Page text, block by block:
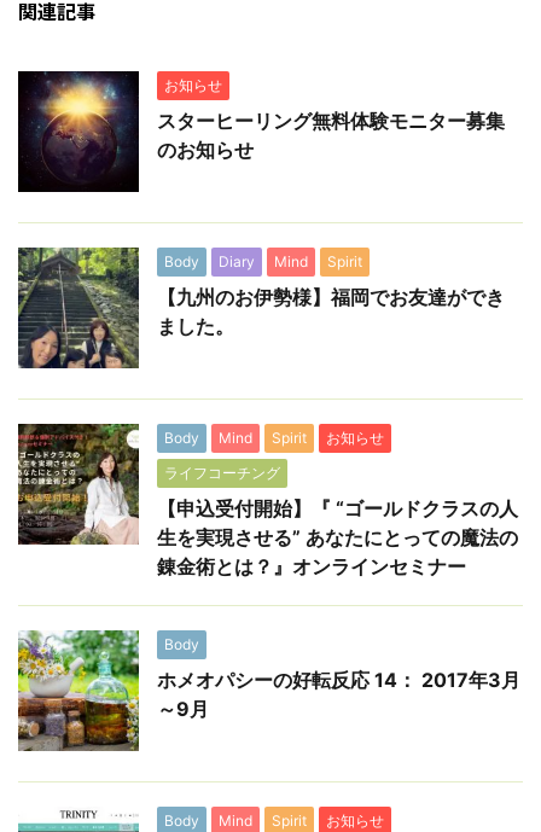
関連記事
お知らせ
スターヒーリング無料体験モニター募集
のお知らせ
Body Diary Mind Spirit
【九州のお伊勢様】福岡でお友達ができ
ました。
Body Mind Spirit
お知らせ
ライフコーチング
【申込受付開始】『 “ゴールドクラスの人
生を実現させる” あなたにとっての魔法の
錬金術とは？』オンラインセミナー
Body
ホメオパシーの好転反応 14： 2017年3月
～9月
Body Mind Spirit
お知らせ